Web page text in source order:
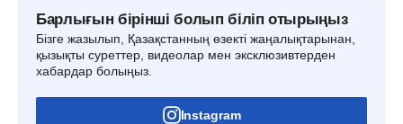
Барлығын бірінші болып біліп отырыңыз
Бізге жазылып, Қазақстанның өзекті жаңалықтарынан,
қызықты суреттер, видеолар мен эксклюзивтерден
хабардар болыңыз.
Instagram